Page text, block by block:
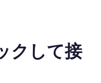
クして接